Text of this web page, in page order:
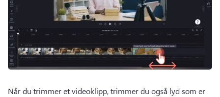
Når du trimmer et videoklipp, trimmer du også lyd som er